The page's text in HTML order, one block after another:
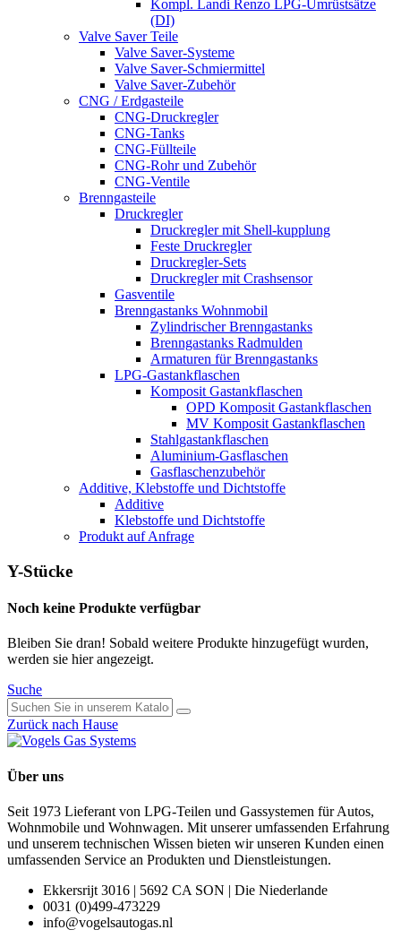
Kompl. Landi Renzo LPG-Umrüstsätze
(DI)
Valve Saver Teile
Valve Saver-Systeme
Valve Saver-Schmiermittel
Valve Saver-Zubehör
CNG / Erdgasteile
CNG-Druckregler
CNG-Tanks
CNG-Füllteile
CNG-Rohr und Zubehör
CNG-Ventile
Brenngasteile
Druckregler
Druckregler mit Shell-kupplung
Feste Druckregler
Druckregler-Sets
Druckregler mit Crashsensor
Gasventile
Brenngastanks Wohnmobil
Zylindrischer Brenngastanks
Brenngastanks Radmulden
Armaturen für Brenngastanks
LPG-Gastankflaschen
Komposit Gastankflaschen
OPD Komposit Gastankflaschen
MV Komposit Gastankflaschen
Stahlgastankflaschen
Aluminium-Gasflaschen
Gasflaschenzubehör
Additive, Klebstoffe und Dichtstoffe
Additive
Klebstoffe und Dichtstoffe
Produkt auf Anfrage
Y-Stücke
Noch keine Produkte verfügbar
Bleiben Sie dran! Sobald weitere Produkte hinzugefügt wurden,
werden sie hier angezeigt.
Suche
Zurück nach Hause
Über uns
Seit 1973 Lieferant von LPG-Teilen und Gassystemen für Autos,
Wohnmobile und Wohnwagen. Mit unserer umfassenden Erfahrung
und unserem technischen Wissen bieten wir unseren Kunden einen
umfassenden Service an Produkten und Dienstleistungen.
Ekkersrijt 3016 | 5692 CA SON | Die Niederlande
0031 (0)499-473229
info@vogelsautogas.nl